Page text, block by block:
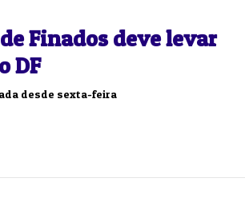
Finados deve levar
DF
desde sexta-feira